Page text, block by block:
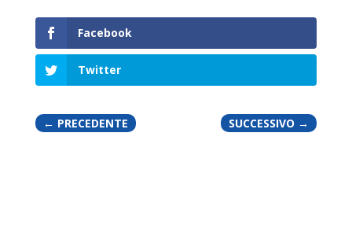
Facebook
Twitter
← PRECEDENTE SUCCESSIVO →